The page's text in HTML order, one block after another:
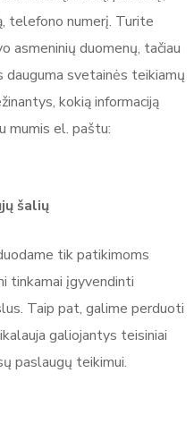
telefono numerį. Turite
asmeninių duomenų, tačiau
svetainės teikiamų
kokią informaciją
mumis el. paštu:
šalių
tik patikimoms
tinkamai įgyvendinti
Taip pat, galime perduoti
galiojantys teisiniai
paslaugų teikimui.